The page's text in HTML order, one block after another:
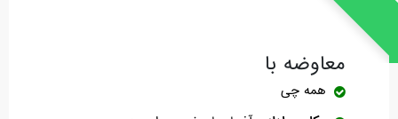
معاوضه با
همه چی